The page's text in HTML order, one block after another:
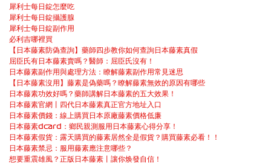
犀利士每日錠怎麼吃
犀利士每日錠攝護腺
犀利士每日錠副作用
必利吉哪裡買
【日本藤素防偽查詢】藥師四步教你如何查詢日本藤素真假
屈臣氏有日本藤素賣嗎？醫師：屈臣氏沒有！
日本藤素副作用與處理方法：瞭解藤素副作用常見迷思
【日本藤素沒用】藤素是偽藥嗎？瞭解藤素無效的原因有哪些
日本藤素功效好嗎？藥師講解日本藤素的五大效果！
日本藤素官網丨四代日本藤素真正官方地址入口
日本藤素價錢：線上購買日本原廠藤素價格低廉
日本藤素dcard：鄉民親測服用日本藤素心得分享！
日本藤素假貨：露天購買的藤素居然全是假貨？購買藤素必看！！
日本藤素禁忌：服用藤素應注意哪些？
想要重震雄風？正版日本藤素丨讓你焕發自信！